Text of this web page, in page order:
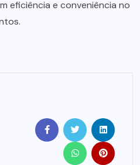
eficiência e conveniência no